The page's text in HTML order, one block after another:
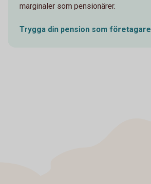
marginaler som pensionärer.
Trygga din pension som företagare